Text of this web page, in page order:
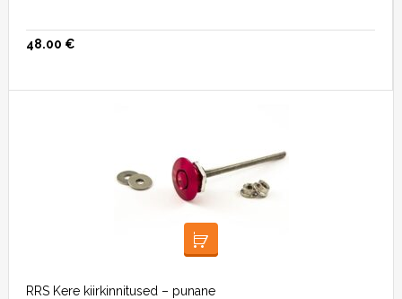
48.00 €
RRS Kere kiirkinnitused – punane